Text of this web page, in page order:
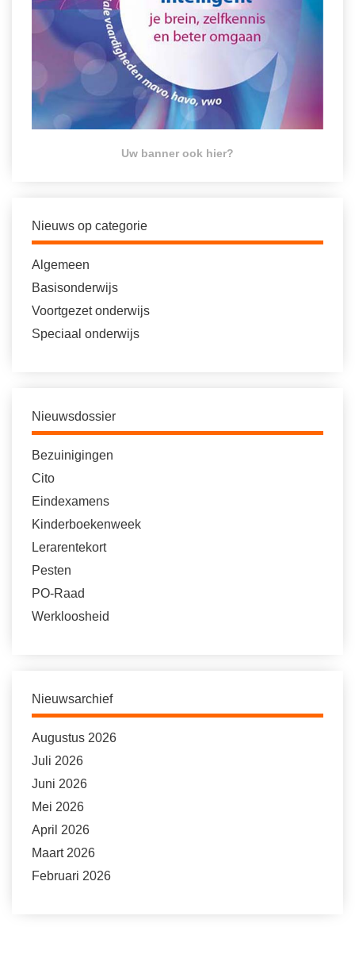
Uw banner ook hier?
Nieuws op categorie
Algemeen
Basisonderwijs
Voortgezet onderwijs
Speciaal onderwijs
Nieuwsdossier
Bezuinigingen
Cito
Eindexamens
Kinderboekenweek
Lerarentekort
Pesten
PO-Raad
Werkloosheid
Nieuwsarchief
Augustus 2026
Juli 2026
Juni 2026
Mei 2026
April 2026
Maart 2026
Februari 2026